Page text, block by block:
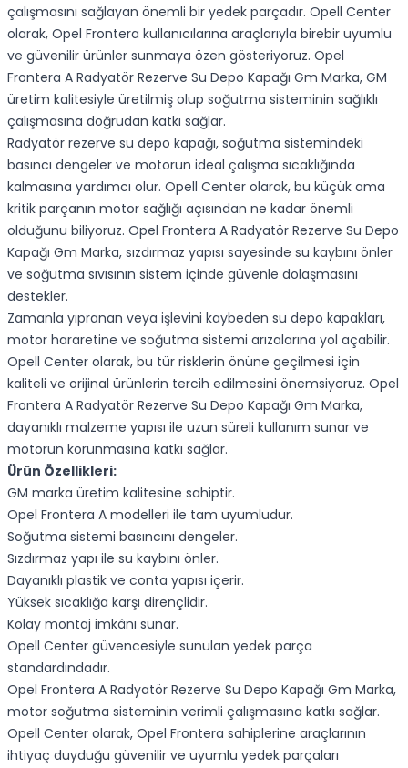
çalışmasını sağlayan önemli bir yedek parçadır. Opell Center
olarak, Opel Frontera kullanıcılarına araçlarıyla birebir uyumlu
ve güvenilir ürünler sunmaya özen gösteriyoruz. Opel
Frontera A Radyatör Rezerve Su Depo Kapağı Gm Marka, GM
üretim kalitesiyle üretilmiş olup soğutma sisteminin sağlıklı
çalışmasına doğrudan katkı sağlar.
Radyatör rezerve su depo kapağı, soğutma sistemindeki
basıncı dengeler ve motorun ideal çalışma sıcaklığında
kalmasına yardımcı olur. Opell Center olarak, bu küçük ama
kritik parçanın motor sağlığı açısından ne kadar önemli
olduğunu biliyoruz. Opel Frontera A Radyatör Rezerve Su Depo
Kapağı Gm Marka, sızdırmaz yapısı sayesinde su kaybını önler
ve soğutma sıvısının sistem içinde güvenle dolaşmasını
destekler.
Zamanla yıpranan veya işlevini kaybeden su depo kapakları,
motor hararetine ve soğutma sistemi arızalarına yol açabilir.
Opell Center olarak, bu tür risklerin önüne geçilmesi için
kaliteli ve orijinal ürünlerin tercih edilmesini önemsiyoruz. Opel
Frontera A Radyatör Rezerve Su Depo Kapağı Gm Marka,
dayanıklı malzeme yapısı ile uzun süreli kullanım sunar ve
motorun korunmasına katkı sağlar.
Ürün Özellikleri:
GM marka üretim kalitesine sahiptir.
Opel Frontera A modelleri ile tam uyumludur.
Soğutma sistemi basıncını dengeler.
Sızdırmaz yapı ile su kaybını önler.
Dayanıklı plastik ve conta yapısı içerir.
Yüksek sıcaklığa karşı dirençlidir.
Kolay montaj imkânı sunar.
Opell Center güvencesiyle sunulan yedek parça
standardındadır.
Opel Frontera A Radyatör Rezerve Su Depo Kapağı Gm Marka,
motor soğutma sisteminin verimli çalışmasına katkı sağlar.
Opell Center olarak, Opel Frontera sahiplerine araçlarının
ihtiyaç duyduğu güvenilir ve uyumlu yedek parçaları